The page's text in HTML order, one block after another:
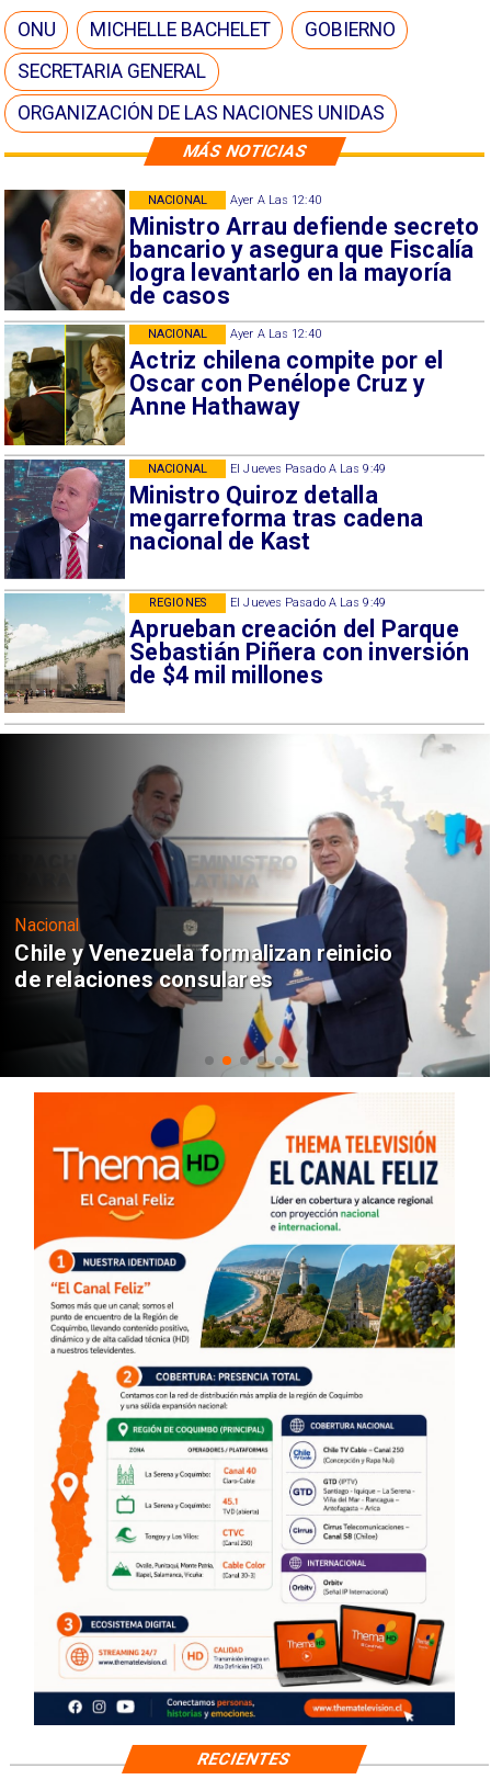
MÁS NOTICIAS
Ayer A Las 12:40
Ministro Arrau defiende secreto
bancario y asegura que Fiscalía
logra levantarlo en la mayoría
de casos
NACIONAL
Ayer A Las 12:40
Actriz chilena compite por el
Oscar con Penélope Cruz y
Anne Hathaway
NACIONAL
El Jueves Pasado A Las 9:49
Ministro Quiroz detalla
megarreforma tras cadena
nacional de Kast
NACIONAL
El Jueves Pasado A Las 9:49
Aprueban creación del Parque
Sebastián Piñera con inversión
de $4 mil millones
REGIONES
ONU MICHELLE BACHELET
GOBIERNO
SECRETARIA GENERAL
ORGANIZACIÓN DE LAS NACIONES UNIDAS
Nacional
Chile y Venezuela formalizan reinicio
de relaciones consulares
RECIENTES